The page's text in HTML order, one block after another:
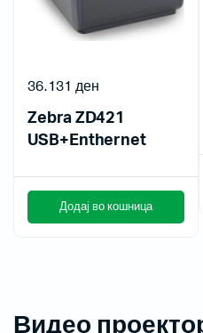
Zebra ZD421
USB+Enthernet
36.131 ден
Додај во кошница
Видео